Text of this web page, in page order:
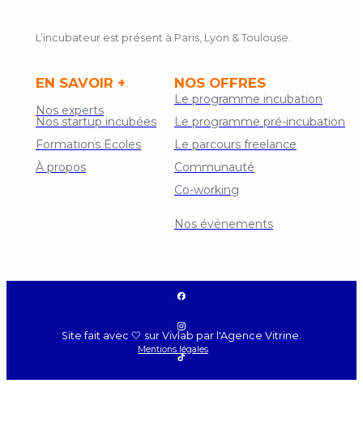
Le programme incubation
L’incubateur est présent à Paris, Lyon & Toulouse.
NOS OFFRES
EN SAVOIR +
Co-working
Nos événements
Formations Ecoles
Nos startup incubées
Nos experts
Le parcours freelance
Le programme pré-incubation
À propos Communauté
Mentions légales
Site fait avec 🤍 sur Vivlab par l'Agence Vitrine.